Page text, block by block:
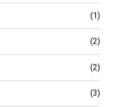
(1)
(2)
(2)
(3)